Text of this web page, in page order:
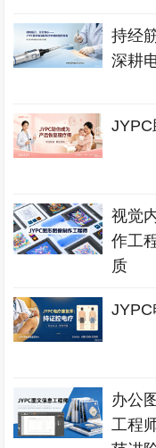
持经
深耕
视觉
作工
质
办公
工程